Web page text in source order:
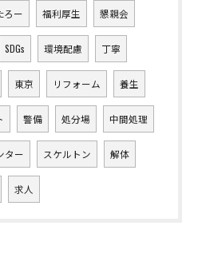
ろー 福利厚生 懇親会
SDGs 環境配慮 丁寧
東京 リフォーム 養生
警備 処分場 中間処理
ター スケルトン 解体
求人